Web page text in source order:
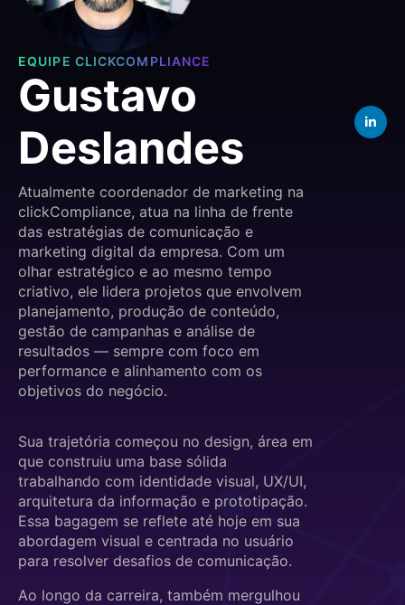
EQUIPE CLICKCOMPLIANCE
Gustavo
Deslandes
Atualmente coordenador de marketing na
clickCompliance, atua na linha de frente
das estratégias de comunicação e
marketing digital da empresa. Com um
olhar estratégico e ao mesmo tempo
criativo, ele lidera projetos que envolvem
planejamento, produção de conteúdo,
gestão de campanhas e análise de
resultados — sempre com foco em
performance e alinhamento com os
objetivos do negócio.
Sua trajetória começou no design, área em
que construiu uma base sólida
trabalhando com identidade visual, UX/UI,
arquitetura da informação e prototipação.
Essa bagagem se reflete até hoje em sua
abordagem visual e centrada no usuário
para resolver desafios de comunicação.
Ao longo da carreira, também mergulhou